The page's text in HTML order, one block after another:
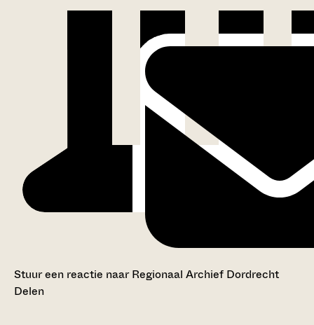
Stuur een reactie naar Regionaal Archief Dordrecht
Delen